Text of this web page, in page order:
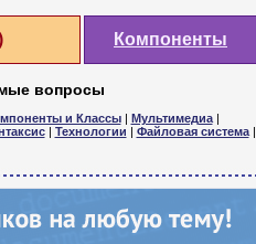
Компоненты
вопросы
и Классы| Мультимедиа|
| Технологии | Файловая система|